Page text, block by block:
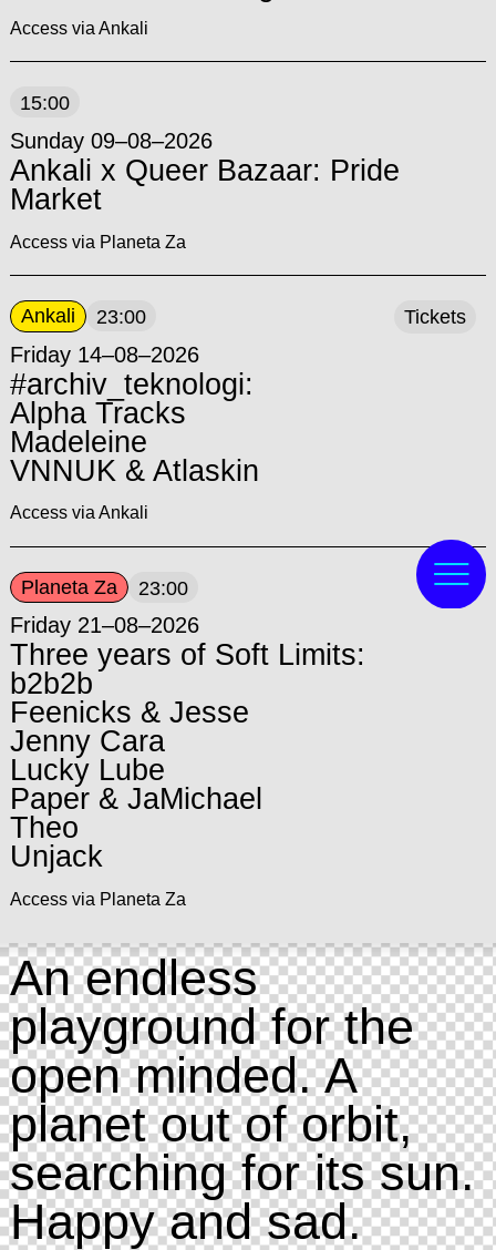
Access via Ankali
15:00
Sunday 09–08–2026
Ankali x Queer Bazaar: Pride
Market
Access via Planeta Za
Ankali 23:00
Friday 14–08–2026
#archiv_teknologi:
Alpha Tracks
Madeleine
VNNUK & Atlaskin
Access via Ankali
Tickets
Planeta Za 23:00
Friday 21–08–2026
Three years of Soft Limits:
b2b2b
Feenicks & Jesse
Jenny Cara
Lucky Lube
Paper & JaMichael
Theo
Unjack
Access via Planeta Za
An endless
playground for the
open minded. A
planet out of orbit,
searching for its sun.
Happy and sad.